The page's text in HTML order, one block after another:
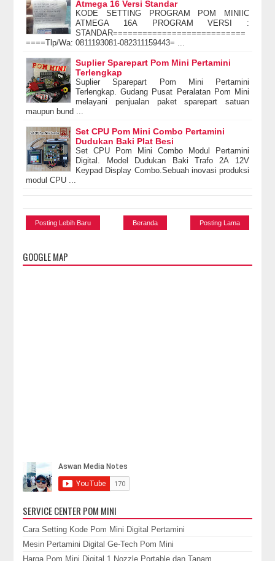
Atmega 16 Versi Standar
KODE SETTING PROGRAM POM MINIIC
ATMEGA 16A PROGRAM VERSI :
STANDAR===========================
====Tlp/Wa: 0811193081-082311159443= ...
Suplier Sparepart Pom Mini Pertamini
Terlengkap
Suplier Sparepart Pom Mini Pertamini
Terlengkap. Gudang Pusat Peralatan Pom Mini
melayani penjualan paket sparepart satuan
maupun bund ...
Set CPU Pom Mini Combo Pertamini
Dudukan Baki Plat Besi
Set CPU Pom Mini Combo Modul Pertamini
Digital. Model Dudukan Baki Trafo 2A 12V
Keypad Display Combo.Sebuah inovasi produksi
modul CPU ...
Posting Lebih Baru Posting Lama
Beranda
GOOGLE MAP
SERVICE CENTER POM MINI
Cara Setting Kode Pom Mini Digital Pertamini
Mesin Pertamini Digital Ge-Tech Pom Mini
Harga Pom Mini Digital 1 Nozzle Portable dan Tanam